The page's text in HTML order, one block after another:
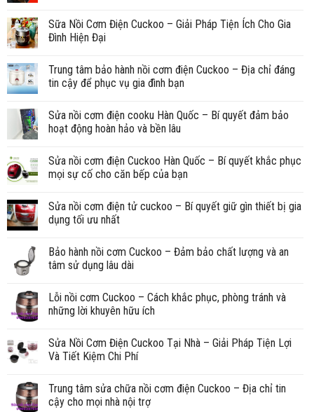
Sữa Nồi Cơm Điện Cuckoo – Giải Pháp Tiện Ích Cho Gia
Đình Hiện Đại
Trung tâm bảo hành nồi cơm điện Cuckoo – Địa chỉ đáng
tin cậy để phục vụ gia đình bạn
Sửa nồi cơm điện cooku Hàn Quốc – Bí quyết đảm bảo
hoạt động hoàn hảo và bền lâu
Sửa nồi cơm điện Cuckoo Hàn Quốc – Bí quyết khắc phục
mọi sự cố cho căn bếp của bạn
Sửa nồi cơm điện tử cuckoo – Bí quyết giữ gìn thiết bị gia
dụng tối ưu nhất
Bảo hành nồi cơm Cuckoo – Đảm bảo chất lượng và an
tâm sử dụng lâu dài
Lỗi nồi cơm Cuckoo – Cách khắc phục, phòng tránh và
những lời khuyên hữu ích
Sửa Nồi Cơm Điện Cuckoo Tại Nhà – Giải Pháp Tiện Lợi
Và Tiết Kiệm Chi Phí
Trung tâm sửa chữa nồi cơm điện Cuckoo – Địa chỉ tin
cậy cho mọi nhà nội trợ